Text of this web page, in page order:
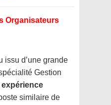
Organisateurs
issu d’une grande
Gestion
expérience
similaire de